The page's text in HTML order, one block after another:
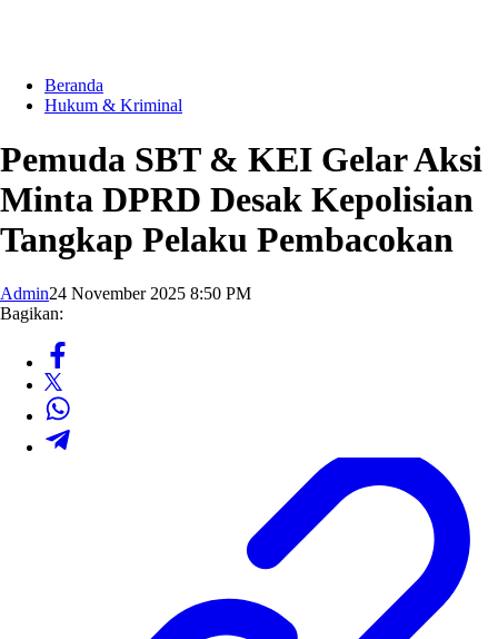
Beranda
Hukum & Kriminal
Pemuda SBT & KEI Gelar Aksi
Minta DPRD Desak Kepolisian
Tangkap Pelaku Pembacokan
Admin24 November 2025 8:50 PM
Bagikan: